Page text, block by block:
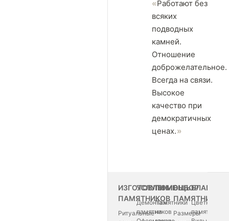
Работают без
всяких
подводных
камней.
Отношение
доброжелательное.
Всегда на связи.
Высокое
качество при
демократичных
ценах.
ИЗГОТОВЛЕНИЕ
ПАМЯТНИКОВ
Ритуальные
УСЛУГИ
Демонтаж
памятников
ПОМОЩЬ
Памятники
на
ВЫБОР
ПАМЯТНИКА
Размеры
Цветные
памятники